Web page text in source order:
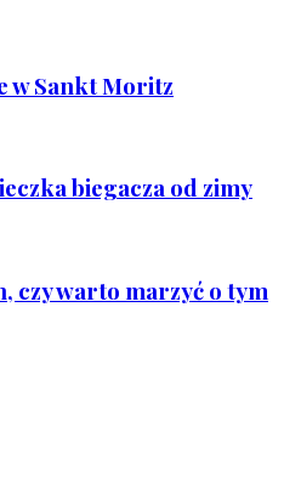
w Sankt Moritz
biegacza od zimy
czy warto marzyć o tym